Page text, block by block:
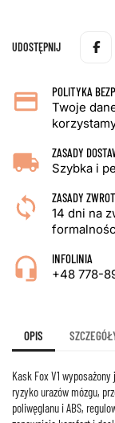
UDOSTĘPNIJ
POLITYKA
Twoje
ZASADY
Szybka i
ZASADY
14 dni na
INFOLINIA
+48 778-
OPIS
Kask Fox V1
ryzyko urazów mózgu,
poliwęglanu i ABS,